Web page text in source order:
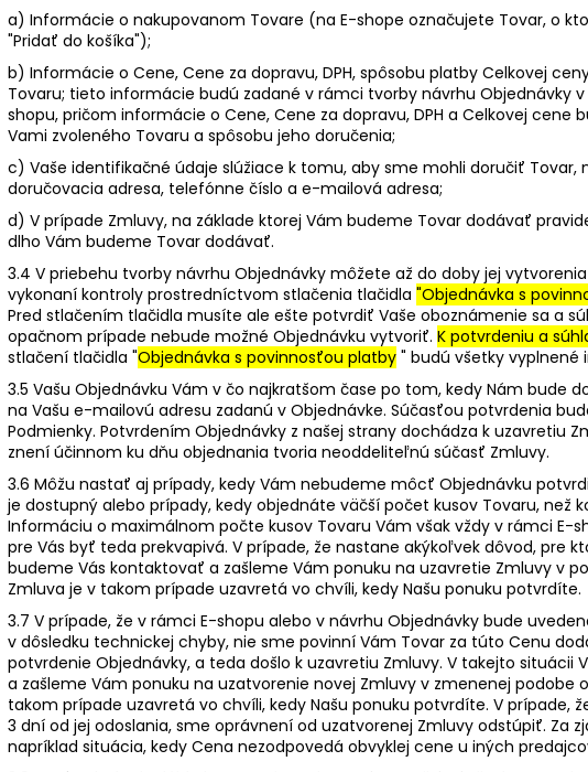
a) Informácie o nakupovanom Tovare (na E-shope označujete Tovar, o
"Pridať do košíka");
b) Informácie o Cene, Cene za dopravu, DPH, spôsobu platby Celkovej
Tovaru; tieto informácie budú zadané v rámci tvorby návrhu Objednávky
shopu, pričom informácie o Cene, Cene za dopravu, DPH a Celkovej
Vami zvoleného Tovaru a spôsobu jeho doručenia;
c) Vaše identifikačné údaje slúžiace k tomu, aby sme mohli doručiť Tovar,
doručovacia adresa, telefónne číslo a e-mailová adresa;
d) V prípade Zmluvy, na základe ktorej Vám budeme Tovar dodávať
dlho Vám budeme Tovar dodávať.
3.4 V priebehu tvorby návrhu Objednávky môžete až do doby jej
vykonaní kontroly prostredníctvom stlačenia tlačidla "Objednávka s
Pred stlačením tlačidla musíte ale ešte potvrdiť Vaše oboznámenie sa a
opačnom prípade nebude možné Objednávku vytvoriť. K potvrdeniu a
stlačení tlačidla "Objednávka s povinnosťou platby " budú všetky vyplnené
3.5 Vašu Objednávku Vám v čo najkratšom čase po tom, kedy Nám bude
na Vašu e-mailovú adresu zadanú v Objednávke. Súčasťou potvrdenia
Podmienky. Potvrdením Objednávky z našej strany dochádza k uzavretiu
znení účinnom ku dňu objednania tvoria neoddeliteľnú súčasť Zmluvy.
3.6 Môžu nastať aj prípady, kedy Vám nebudeme môcť Objednávku
je dostupný alebo prípady, kedy objednáte väčší počet kusov Tovaru, než
Informáciu o maximálnom počte kusov Tovaru Vám však vždy v rámci E-
pre Vás byť teda prekvapivá. V prípade, že nastane akýkoľvek dôvod, pre
budeme Vás kontaktovať a zašleme Vám ponuku na uzavretie Zmluvy v
Zmluva je v takom prípade uzavretá vo chvíli, kedy Našu ponuku potvrdíte.
3.7 V prípade, že v rámci E-shopu alebo v návrhu Objednávky bude
v dôsledku technickej chyby, nie sme povinní Vám Tovar za túto Cenu
potvrdenie Objednávky, a teda došlo k uzavretiu Zmluvy. V takejto situácii
a zašleme Vám ponuku na uzatvorenie novej Zmluvy v zmenenej podobe
takom prípade uzavretá vo chvíli, kedy Našu ponuku potvrdíte. V prípade,
3 dní od jej odoslania, sme oprávnení od uzatvorenej Zmluvy odstúpiť. Za
napríklad situácia, kedy Cena nezodpovedá obvyklej cene u iných